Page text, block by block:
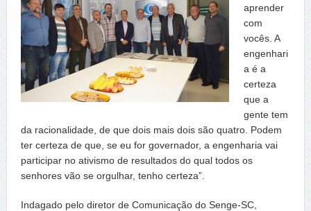
aprender
com
vocês. A
engenhari
a é a
certeza
que a
gente tem
da racionalidade, de que dois mais dois são quatro. Podem
ter certeza de que, se eu for governador, a engenharia vai
participar no ativismo de resultados do qual todos os
senhores vão se orgulhar, tenho certeza”.
Indagado pelo diretor de Comunicação do Senge-SC,